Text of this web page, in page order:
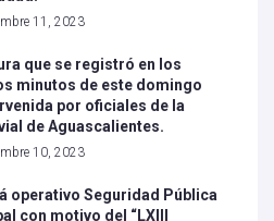
11, 2023
que se registró en los
minutos de este domingo
por oficiales de la
de Aguascalientes.
10, 2023
operativo Seguridad Pública
con motivo del “LXIII